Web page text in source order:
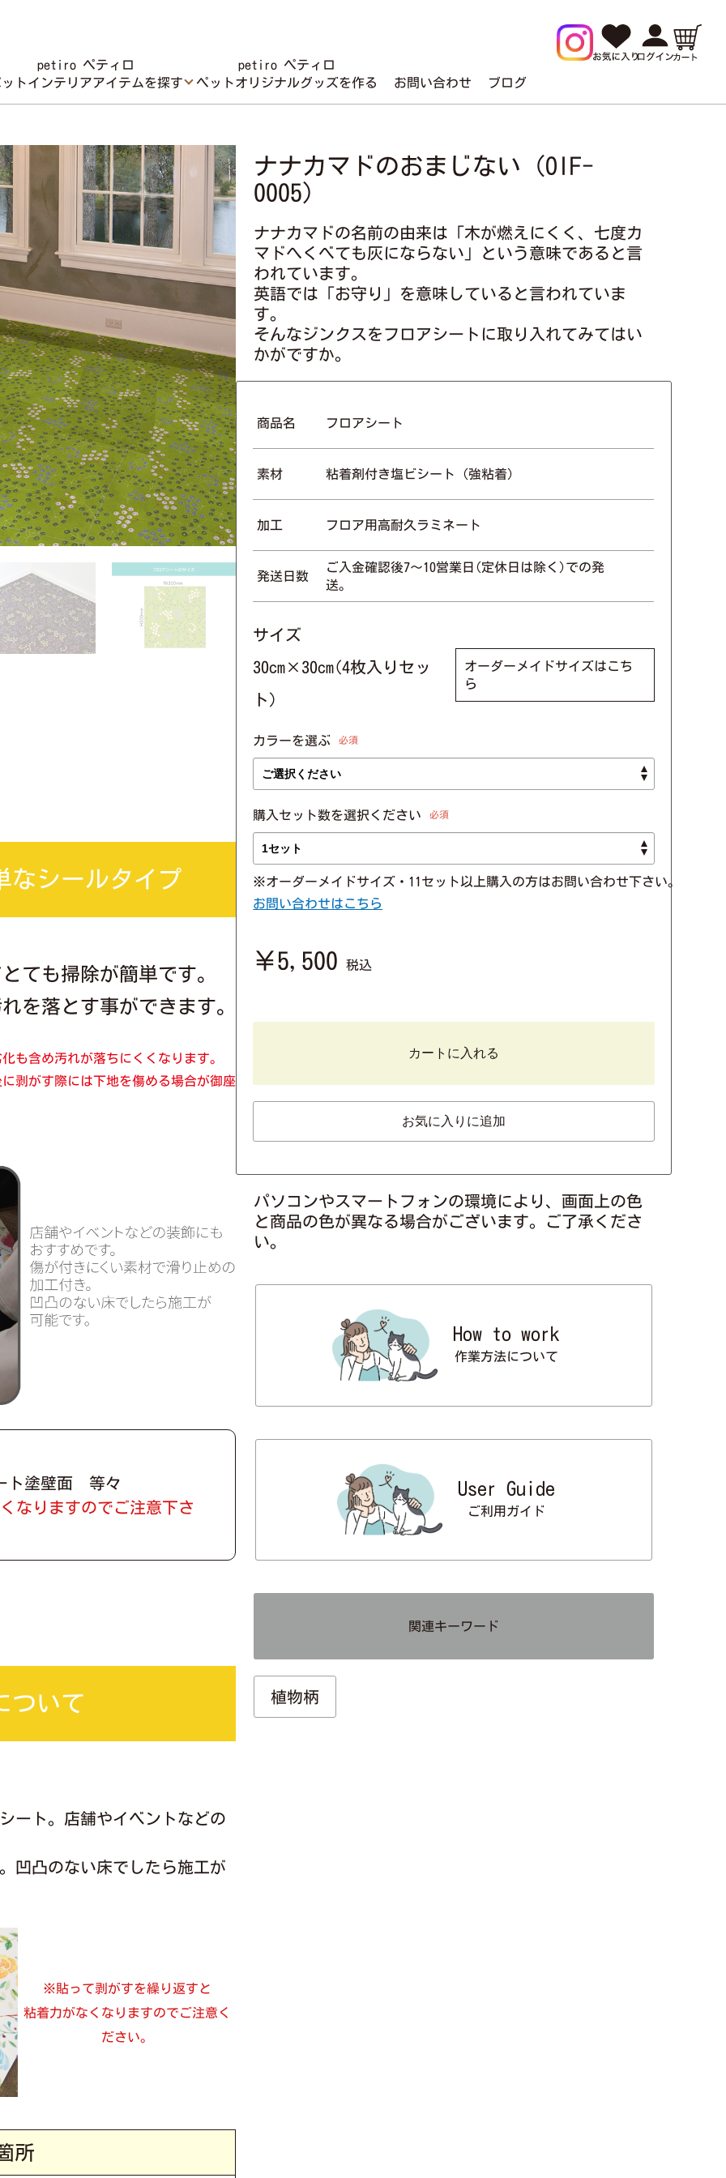
petiro ペティロ
トインテリアアイテムを探す
petiro ペティロ
ペットオリジナルグッズを作る
お問い合わせ ブログ
なシールタイプ
ても掃除が簡単です。
を落とす事ができます。
も含め汚れが落ちにくくなります。
剥がす際には下地を傷める場合が御座
ト塗壁面 等々
なりますのでご注意下さ
ついて
ート。店舗やイベントなどの
凹凸のない床でしたら施工が
※貼って剥がすを繰り返すと
粘着力がなくなりますのでご注意く
ださい。
所
ナナカマドのおまじない（OIF-
0005）
ナナカマドの名前の由来は「木が燃えにくく、七度カ
マドへくべても灰にならない」という意味であると言
われています。
英語では「お守り」を意味していると言われていま
す。
そんなジンクスをフロアシートに取り入れてみてはい
かがですか。
商品名 フロアシート
素材 粘着剤付き塩ビシート（強粘着）
加工 フロア用高耐久ラミネート
発送日数
ご入金確認後7〜10営業日(定休日は除く)での発
送。
サイズ
30cm×30cm(4枚入りセッ
ト)
オーダーメイドサイズはこち
ら
カラーを選ぶ 必須
購入セット数を選択ください 必須
※オーダーメイドサイズ・11セット以上購入の方はお問い合わせ下さい。
お問い合わせはこちら
￥5,500 税込
カートに入れる
お気に入りに追加
パソコンやスマートフォンの環境により、画面上の色
と商品の色が異なる場合がございます。ご了承くださ
い。
How to work
作業方法について
User Guide
ご利用ガイド
関連キーワード
植物柄